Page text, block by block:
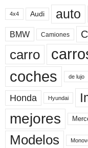
4x4 Audi auto
BMW Camiones
carro
coches de lujo
Honda Hyundai
mejores
Modelos